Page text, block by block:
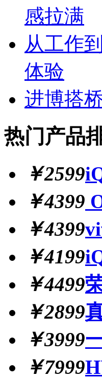
感拉满
从工作
体验
进博搭
热门产品
￥2599
￥4399
￥4399
￥4199
￥4499
￥2899
￥3999
￥7999